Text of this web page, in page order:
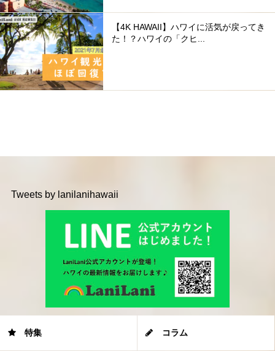
【4K HAWAII】ハワイに活気が戻ってき
た！？ハワイの「クヒ...
Tweets by lanilanihawaii
特集 コラム